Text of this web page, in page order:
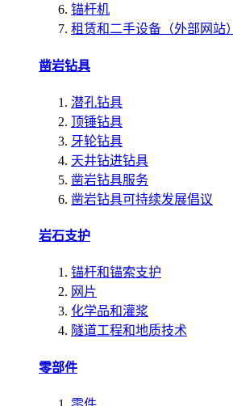
锚杆机
租赁和二手设备（外部网站）
凿岩钻具
潜孔钻具
顶锤钻具
牙轮钻具
天井钻进钻具
凿岩钻具服务
凿岩钻具可持续发展倡议
岩石支护
锚杆和锚索支护
网片
化学品和灌浆
隧道工程和地质技术
零部件